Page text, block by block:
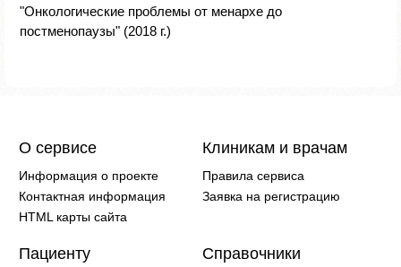
"Онкологические проблемы от менархе до
постменопаузы" (2018 г.)
О сервисе
Информация о проекте
Контактная информация
HTML карты сайта
Клиникам и врачам
Правила сервиса
Заявка на регистрацию
Пациенту Справочники